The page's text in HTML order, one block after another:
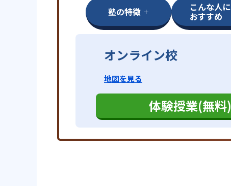
塾の特徴 こんな人に
おすすめ
オンライン校
地図を見る
体験授業(無料)